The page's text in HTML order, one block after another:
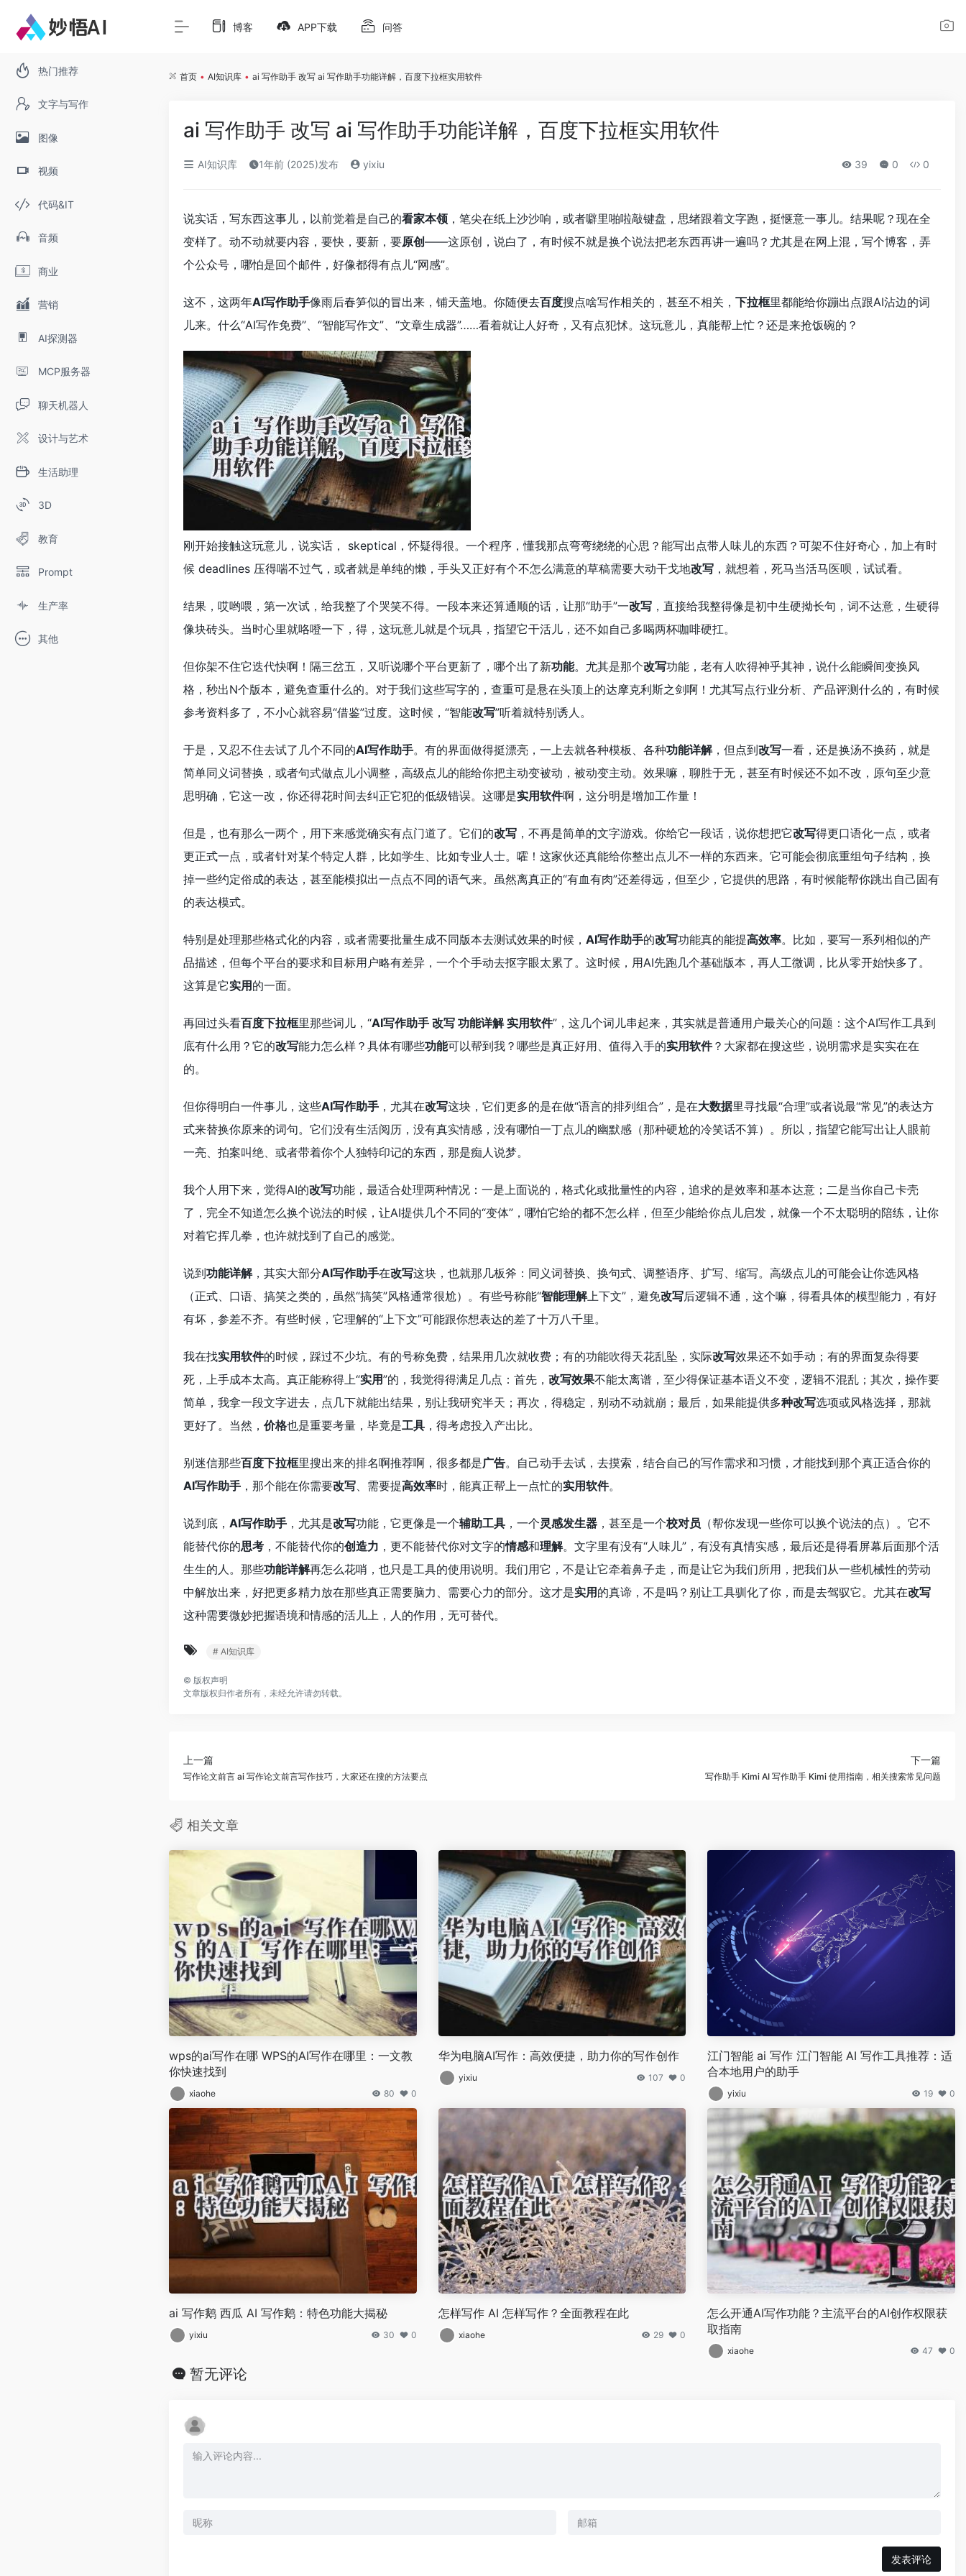
热门推荐
文字与写作
图像
视频
代码&IT
音频
商业
营销
AI探测器
MCP服务器
聊天机器人
设计与艺术
生活助理
3D
教育
Prompt
生产率
其他
博客 APP下载 问答
首页 • AI知识库 • ai 写作助手 改写 ai 写作助手功能详解，百度下拉框实用软件
ai 写作助手 改写 ai 写作助手功能详解，百度下拉框实用软件
AI知识库 1年前 (2025)发布 yixiu 39 0 0
说实话，写东西这事儿，以前觉着是自己的看家本领 ，笔尖在纸上沙沙响，或者噼里啪啦敲键盘，思绪跟着文字跑，挺惬意一事儿。结果呢？现在全
变样了。动不动就要内容，要快，要新，要原创——这原创，说白了，有时候不就是换个说法把老东西再讲一遍吗？尤其是在网上混，写个博客，弄
个公众号，哪怕是回个邮件，好像都得有点儿“网感”。
这不，这两年AI写作助手像雨后春笋似的冒出来，铺天盖地。你随便去百度搜点啥写作相关的，甚至不相关， 下拉框里都能给你蹦出点跟AI沾边的词
儿来。什么“AI写作免费”、“智能写作文”、“文章生成器”……看着就让人好奇，又有点犯怵。这玩意儿，真能帮上忙？还是来抢饭碗的？
刚开始接触这玩意儿，说实话， skeptical，怀疑得很。一个程序，懂我那点弯弯绕绕的心思？能写出点带人味儿的东西？可架不住好奇心，加上有时
候 deadlines 压得喘不过气，或者就是单纯的懒，手头又正好有个不怎么满意的草稿需要大动干戈地改写 ，就想着，死马当活马医呗，试试看。
结果，哎哟喂，第一次试，给我整了个哭笑不得。一段本来还算通顺的话，让那“助手”一改写 ，直接给我整得像是初中生硬拗长句，词不达意，生硬得
像块砖头。当时心里就咯噔一下，得，这玩意儿就是个玩具，指望它干活儿，还不如自己多喝两杯咖啡硬扛。
但你架不住它迭代快啊！隔三岔五，又听说哪个平台更新了，哪个出了新功能。尤其是那个改写功能，老有人吹得神乎其神，说什么能瞬间变换风
格，秒出N个版本，避免查重什么的。对于我们这些写字的，查重可是悬在头顶上的达摩克利斯之剑啊！尤其写点行业分析、产品评测什么的，有时候
参考资料多了，不小心就容易“借鉴”过度。这时候，“智能改写”听着就特别诱人。
于是，又忍不住去试了几个不同的AI写作助手。有的界面做得挺漂亮，一上去就各种模板、各种功能详解，但点到改写一看，还是换汤不换药，就是
简单同义词替换，或者句式做点儿小调整，高级点儿的能给你把主动变被动，被动变主动。效果嘛，聊胜于无，甚至有时候还不如不改，原句至少意
思明确，它这一改，你还得花时间去纠正它犯的低级错误。这哪是实用软件啊，这分明是增加工作量！
但是，也有那么一两个，用下来感觉确实有点门道了。它们的改写 ，不再是简单的文字游戏。你给它一段话，说你想把它改写得更口语化一点，或者
更正式一点，或者针对某个特定人群，比如学生、比如专业人士。嚯！这家伙还真能给你整出点儿不一样的东西来。它可能会彻底重组句子结构，换
掉一些约定俗成的表达，甚至能模拟出一点点不同的语气来。虽然离真正的“有血有肉”还差得远，但至少，它提供的思路，有时候能帮你跳出自己固有
的表达模式。
特别是处理那些格式化的内容，或者需要批量生成不同版本去测试效果的时候， AI写作助手的改写功能真的能提高效率。比如，要写一系列相似的产
品描述，但每个平台的要求和目标用户略有差异，一个个手动去抠字眼太累了。这时候，用AI先跑几个基础版本，再人工微调，比从零开始快多了。
这算是它实用 的一面。
再回过头看百度下拉框里那些词儿，“AI写作助手 改写 功能详解实用软件”，这几个词儿串起来，其实就是普通用户最关心的问题：这个AI写作工具到
底有什么用？它的改写能力怎么样？具体有哪些功能可以帮到我？哪些是真正好用、值得入手的实用软件？大家都在搜这些，说明需求是实实在在
的。
但你得明白一件事儿，这些AI写作助手 ，尤其在改写这块，它们更多的是在做“语言的排列组合”，是在大数据里寻找最“合理”或者说最“常见”的表达方
式来替换你原来的词句。它们没有生活阅历，没有真实情感，没有哪怕一丁点儿的幽默感（那种硬尬的冷笑话不算）。所以，指望它能写出让人眼前
一亮、拍案叫绝、或者带着你个人独特印记的东西，那是痴人说梦。
我个人用下来，觉得AI的改写功能，最适合处理两种情况：一是上面说的，格式化或批量性的内容，追求的是效率和基本达意；二是当你自己卡壳
了，完全不知道怎么换个说法的时候，让AI提供几个不同的“变体”，哪怕它给的都不怎么样，但至少能给你点儿启发，就像一个不太聪明的陪练，让你
对着它挥几拳，也许就找到了自己的感觉。
说到功能详解，其实大部分AI写作助手在改写这块，也就那几板斧：同义词替换、换句式、调整语序、扩写、缩写。高级点儿的可能会让你选风格
（正式、口语、搞笑之类的，虽然“搞笑”风格通常很尬）。有些号称能“智能理解上下文”，避免改写后逻辑不通，这个嘛，得看具体的模型能力，有好
有坏，参差不齐。有些时候，它理解的“上下文”可能跟你想表达的差了十万八千里。
我在找实用软件的时候，踩过不少坑。有的号称免费，结果用几次就收费；有的功能吹得天花乱坠，实际改写效果还不如手动；有的界面复杂得要
死，上手成本太高。真正能称得上“实用”的，我觉得得满足几点：首先， 改写效果不能太离谱，至少得保证基本语义不变，逻辑不混乱；其次，操作要
简单，我拿一段文字进去，点几下就能出结果，别让我研究半天；再次，得稳定，别动不动就崩；最后，如果能提供多种改写选项或风格选择，那就
更好了。当然， 价格也是重要考量，毕竟是工具 ，得考虑投入产出比。
别迷信那些百度下拉框里搜出来的排名啊推荐啊，很多都是广告。自己动手去试，去摸索，结合自己的写作需求和习惯，才能找到那个真正适合你的
AI写作助手 ，那个能在你需要改写、需要提高效率时，能真正帮上一点忙的实用软件。
说到底， AI写作助手 ，尤其是改写功能，它更像是一个辅助工具 ，一个灵感发生器 ，甚至是一个校对员 （帮你发现一些你可以换个说法的点）。它不
能替代你的思考 ，不能替代你的创造力 ，更不能替代你对文字的情感和理解。文字里有没有“人味儿”，有没有真情实感，最后还是得看屏幕后面那个活
生生的人。那些功能详解再怎么花哨，也只是工具的使用说明。我们用它，不是让它牵着鼻子走，而是让它为我们所用，把我们从一些机械性的劳动
中解放出来，好把更多精力放在那些真正需要脑力、需要心力的部分。这才是实用 的真谛，不是吗？别让工具驯化了你，而是去驾驭它。尤其在改写
这种需要微妙把握语境和情感的活儿上，人的作用，无可替代。
# AI知识库
© 版权声明
文章版权归作者所有，未经允许请勿转载。
上一篇
写作论文前言 ai 写作论文前言写作技巧，大家还在搜的方法要点
下一篇
写作助手 Kimi AI 写作助手 Kimi 使用指南，相关搜索常见问题
相关文章
wps的ai写作在哪 WPS的AI写作在哪里：一文教
你快速找到
xiaohe 80 0
华为电脑AI写作：高效便捷，助力你的写作创作
yixiu 107 0
江门智能 ai 写作 江门智能 AI 写作工具推荐：适
合本地用户的助手
yixiu 19 0
ai 写作鹅 西瓜 AI 写作鹅：特色功能大揭秘
yixiu 30 0
怎样写作 AI 怎样写作？全面教程在此
xiaohe 29 0
怎么开通AI写作功能？主流平台的AI创作权限获
取指南
xiaohe 47 0
暂无评论
发表评论